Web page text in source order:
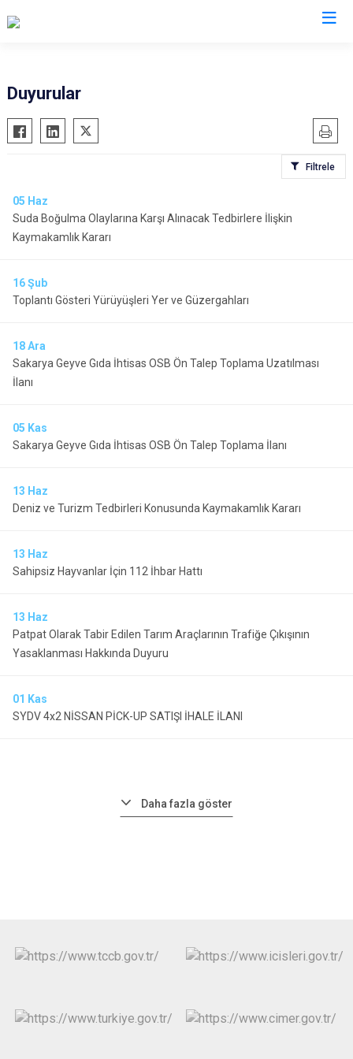
Akyazı
Ferizli
Hendek
Karapürçek
Karasu
Kocaali
Adapazarı
Serdivan
Duyurular
Filtrele
05 Haz
Suda Boğulma Olaylarına Karşı Alınacak Tedbirlere İlişkin
Kaymakamlık Kararı
16Şub
Toplantı Gösteri Yürüyüşleri Yer ve Güzergahları
18Ara
Sakarya Geyve Gıda İhtisas OSB Ön Talep Toplama Uzatılması
İlanı
05 Kas
Sakarya Geyve Gıda İhtisas OSB Ön Talep Toplama İlanı
13 Haz
Deniz ve Turizm Tedbirleri Konusunda Kaymakamlık Kararı
13 Haz
Sahipsiz Hayvanlar İçin 112 İhbar Hattı
13 Haz
Patpat Olarak Tabir Edilen Tarım Araçlarının Trafiğe Çıkışının
Yasaklanması Hakkında Duyuru
01 Kas
SYDV 4x2 NİSSAN PİCK-UP SATIŞI İHALE İLANI
Daha fazla göster